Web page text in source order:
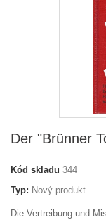
Der "Brünner
Kód skladu 344
Typ: Nový produkt
Die Vertreibung und